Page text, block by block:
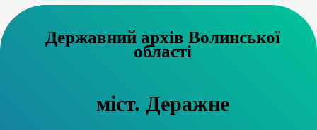
Державний архів Волинської
області
міст. Деражне